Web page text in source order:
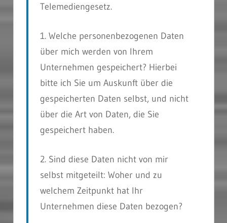
Telemediengesetz.
1. Welche personenbezogenen Daten
über mich werden von Ihrem
Unternehmen gespeichert? Hierbei
bitte ich Sie um Auskunft über die
gespeicherten Daten selbst, und nicht
über die Art von Daten, die Sie
gespeichert haben.
2. Sind diese Daten nicht von mir
selbst mitgeteilt: Woher und zu
welchem Zeitpunkt hat Ihr
Unternehmen diese Daten bezogen?